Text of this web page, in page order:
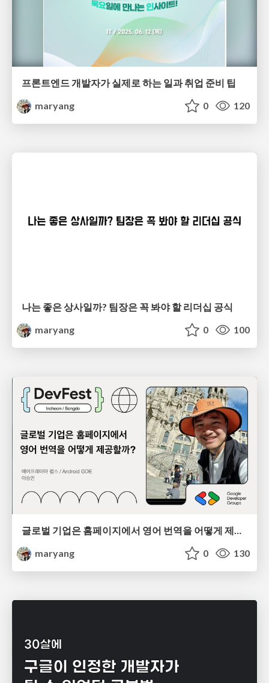
프론트엔드 개발자가 실제로 하는 일과 취업 준비 팁
maryang
0 120
나는 좋은 상사일까? 팀장은 꼭 봐야 할 리더십 공식
maryang
0 100
글로벌 기업은 홈페이지에서 영어 번역을 어떻게 제공할까?
maryang
0 130